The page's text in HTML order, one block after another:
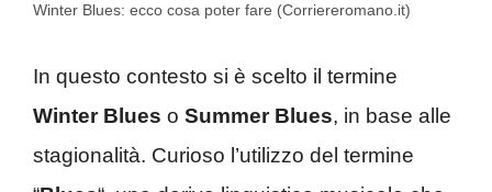
Winter Blues: ecco cosa poter fare (Corriereromano.it)
In questo contesto si è scelto il termine
Winter Blues o Summer Blues, in base alle
stagionalità. Curioso l’utilizzo del termine